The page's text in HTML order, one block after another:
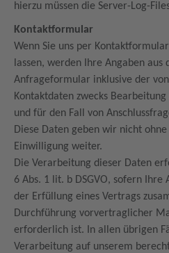
hierzu müssen die Server-Log-
Kontaktformular
Wenn Sie uns per
lassen, werden Ihre Angaben aus
Anfrageformular inklusive der
Kontaktdaten zwecks
und für den Fall von
Diese Daten geben wir nicht ohne
Einwilligung weiter.
Die Verarbeitung dieser Daten
6 Abs. 1 lit. b DSGVO, sofern Ihre
der Erfüllung eines Vertrags
Durchführung vorvertraglicher
erforderlich ist. In allen übrigen
Verarbeitung auf unserem